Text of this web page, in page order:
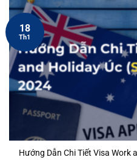
Hướng Dẫn Chi Tiết Visa Work
18
Th1